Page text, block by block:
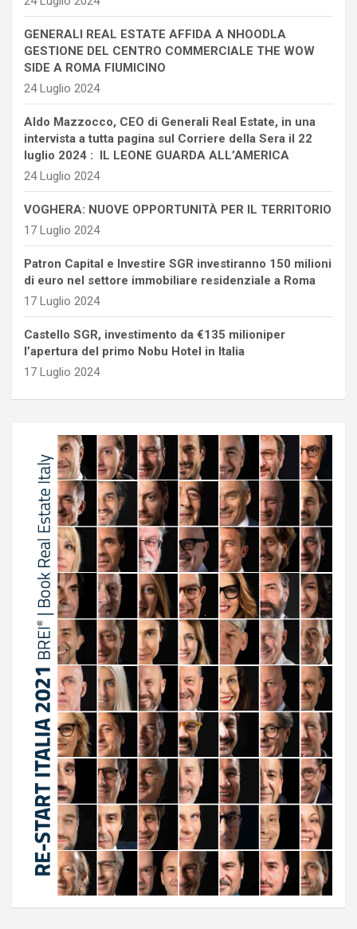
GENERALI REAL ESTATE AFFIDA A NHOODLA
GESTIONE DEL CENTRO COMMERCIALE THE WOW
SIDE A ROMA FIUMICINO
24 Luglio 2024
Aldo Mazzocco, CEO di Generali Real Estate, in una
intervista a tutta pagina sul Corriere della Sera il 22
luglio 2024 : IL LEONE GUARDA ALL’AMERICA
24 Luglio 2024
VOGHERA: NUOVE OPPORTUNITÀ PER IL TERRITORIO
17 Luglio 2024
Patron Capital e Investire SGR investiranno 150 milioni
di euro nel settore immobiliare residenziale a Roma
17 Luglio 2024
Castello SGR, investimento da €135 milioniper
l’apertura del primo Nobu Hotel in Italia
17 Luglio 2024